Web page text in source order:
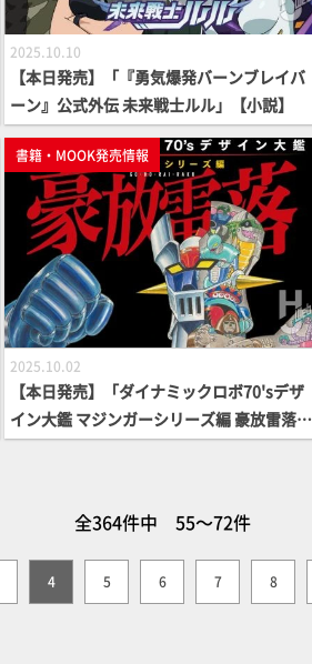
2025.10.10
【本日発売】「『勇気爆発バーンブレイバ
ーン』公式外伝 未来戦士ルル」【小説】
書籍・MOOK発売情報
2025.10.02
【本日発売】「ダイナミックロボ70'sデザ
イン大鑑 マジンガーシリーズ編 豪放雷落」
【マジンガー】
全364件中 55～72件
4 5 6 7 8